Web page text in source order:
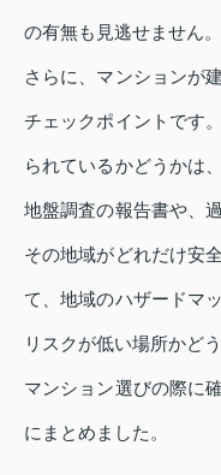
の有無も見逃せません。
さらに、マンションが
チェックポイントです
られているかどうかは
地盤調査の報告書や、
その地域がどれだけ安
て、地域のハザードマ
リスクが低い場所かど
マンション選びの際に
にまとめました。